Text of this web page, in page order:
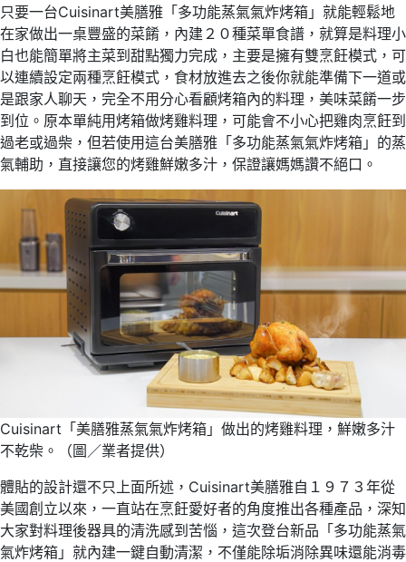
只要一台Cuisinart美膳雅「多功能蒸氣氣炸烤箱」就能輕鬆地
在家做出一桌豐盛的菜餚，內建２０種菜單食譜，就算是料理小
白也能簡單將主菜到甜點獨力完成，主要是擁有雙烹飪模式，可
以連續設定兩種烹飪模式，食材放進去之後你就能準備下一道或
是跟家人聊天，完全不用分心看顧烤箱內的料理，美味菜餚一步
到位。原本單純用烤箱做烤雞料理，可能會不小心把雞肉烹飪到
過老或過柴，但若使用這台美膳雅「多功能蒸氣氣炸烤箱」的蒸
氣輔助，直接讓您的烤雞鮮嫩多汁，保證讓媽媽讚不絕口。
Cuisinart「美膳雅蒸氣氣炸烤箱」做出的烤雞料理，鮮嫩多汁
不乾柴。（圖／業者提供）
體貼的設計還不只上面所述，Cuisinart美膳雅自１９７３年從
美國創立以來，一直站在烹飪愛好者的角度推出各種產品，深知
大家對料理後器具的清洗感到苦惱，這次登台新品「多功能蒸氣
氣炸烤箱」就內建一鍵自動清潔，不僅能除垢消除異味還能消毒